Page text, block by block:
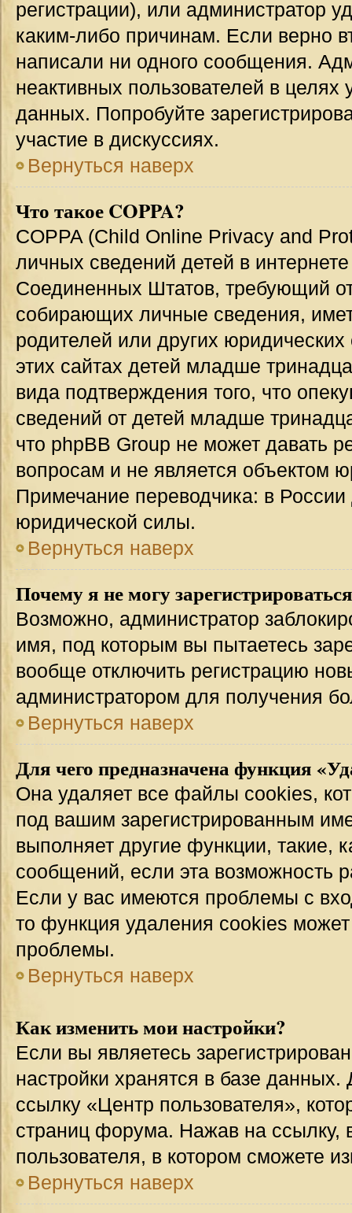
регистрации), или администратор
каким-либо причинам. Если верно
написали ни одного сообщения.
неактивных пользователей в
данных. Попробуйте
участие в дискуссиях.
Вернуться наверх
Что такое COPPA?
COPPA (Child Online Privacy and
личных сведений детей в
Соединенных Штатов, требующий
собирающих личные сведения,
родителей или других
этих сайтах детей младше
вида подтверждения того, что
сведений от детей младше
что phpBB Group не может давать
вопросам и не является объектом
Примечание переводчика: в
юридической силы.
Вернуться наверх
Почему я не могу
Возможно, администратор
имя, под которым вы пытаетесь
вообще отключить регистрацию
администратором для получения
Вернуться наверх
Для чего предназначена функция
Она удаляет все файлы cookies,
под вашим зарегистрированным
выполняет другие функции, такие,
сообщений, если эта возможность
Если у вас имеются проблемы с
то функция удаления cookies
проблемы.
Вернуться наверх
Как изменить мои настройки?
Если вы являетесь
настройки хранятся в базе
ссылку «Центр пользователя»,
страниц форума. Нажав на ссылку,
пользователя, в котором сможете
Вернуться наверх